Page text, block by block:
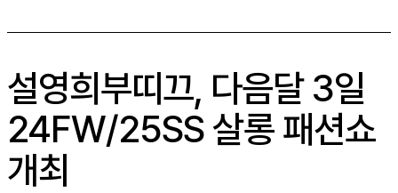
설영희부띠끄, 다음달 3일
24FW/25SS 살롱 패션쇼
개최